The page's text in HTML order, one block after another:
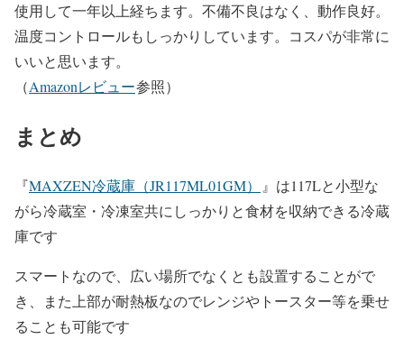
使用して一年以上経ちます。不備不良はなく、動作良好。
温度コントロールもしっかりしています。コスパが非常に
いいと思います。
（Amazonレビュー参照）
まとめ
『MAXZEN冷蔵庫（JR117ML01GM） 』は117Lと小型な
がら冷蔵室・冷凍室共にしっかりと食材を収納できる冷蔵
庫です
スマートなので、広い場所でなくとも設置することがで
き、また上部が耐熱板なのでレンジやトースター等を乗せ
ることも可能です